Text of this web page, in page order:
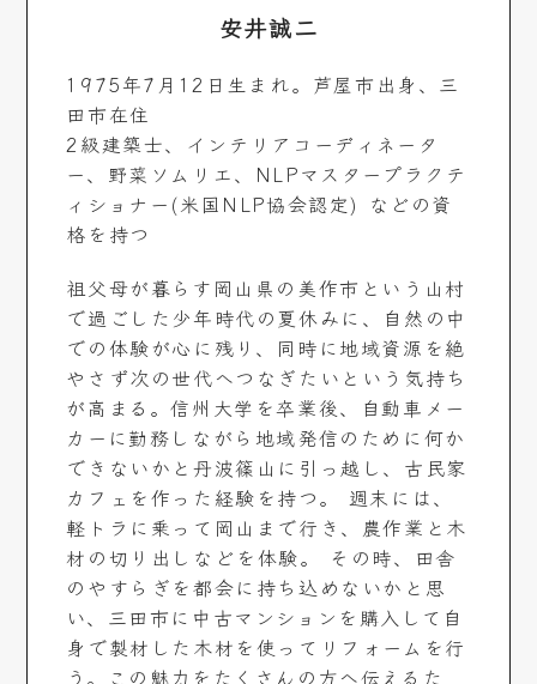
安井誠二
1975年7月12日生まれ。芦屋市出身、三
田市在住
2級建築士、インテリアコーディネータ
ー、野菜ソムリエ、NLPマスタープラクテ
ィショナー(米国NLP協会認定) などの資
格を持つ
祖父母が暮らす岡山県の美作市という山村
で過ごした少年時代の夏休みに、自然の中
での体験が心に残り、同時に地域資源を絶
やさず次の世代へつなぎたいという気持ち
が高まる。信州大学を卒業後、自動車メー
カーに勤務しながら地域発信のために何か
できないかと丹波篠山に引っ越し、古民家
カフェを作った経験を持つ。 週末には、
軽トラに乗って岡山まで行き、農作業と木
材の切り出しなどを体験。 その時、田舎
のやすらぎを都会に持ち込めないかと思
い、三田市に中古マンションを購入して自
身で製材した木材を使ってリフォームを行
う。この魅力をたくさんの方へ伝えるた